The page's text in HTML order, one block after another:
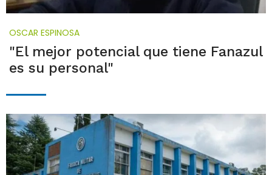
OSCAR ESPINOSA
"El mejor potencial que tiene Fanazul
es su personal"